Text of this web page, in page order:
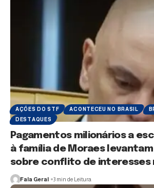
AÇÕES DO STF ACONTECEU NO BRASIL
DESTAQUES
Pagamentos milionários a
à família de Moraes
sobre conflito de interesses
Fala Geral 3 min de Leitura